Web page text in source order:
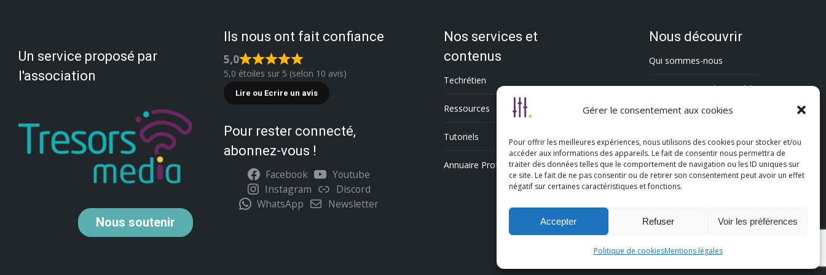
Gérer le consentement aux cookies
Pour offrir les meilleures expériences, nous utilisons des cookies pour stocker et/ou
accéder aux informations des appareils. Le fait de consentir nous permettra de
traiter des données telles que le comportement de navigation ou les ID uniques sur
ce site. Le fait de ne pas consentir ou de retirer son consentement peut avoir un effet
négatif sur certaines caractéristiques et fonctions.
Accepter Refuser Voir les préférences
Politique de cookiesMentions légales
Un service proposé par
l'association
Nous soutenir
Ils nous ont fait confiance
5,0
5,0 étoiles sur 5 (selon 10 avis)
Lire ou Ecrire un avis
Pour rester connecté,
abonnez-vous !
Facebook
Youtube
Instagram
Discord
WhatsApp
Newsletter
Nos services et
contenus
Techrétien
Ressources
Tutoriels
Annuaire Professionnel
Nous découvrir
Qui sommes-nous
L’association Trésorsmédia
Contact
Politique de cookies (UE)
Mentions légales